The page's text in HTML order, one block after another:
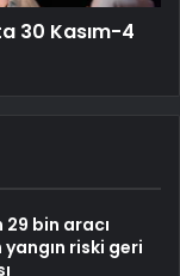
30 Kasım-4
29 bin aracı
riski geri